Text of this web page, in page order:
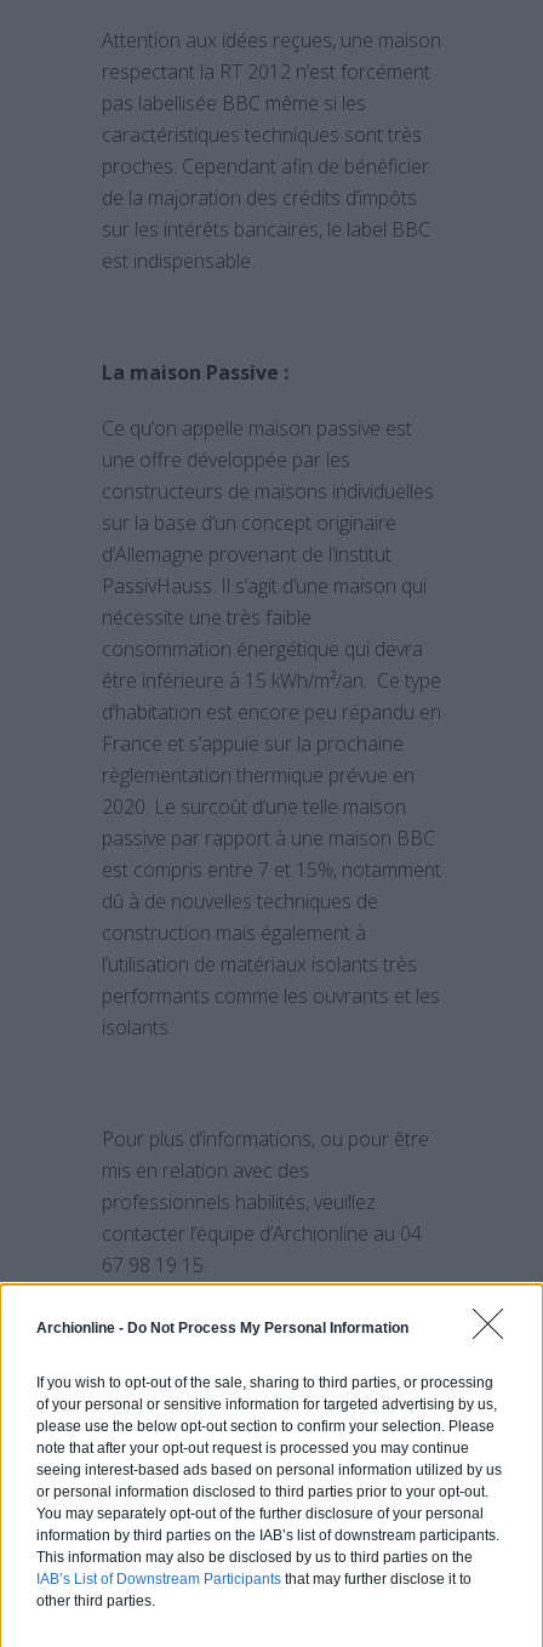
Archionline - Do Not Process My Personal Information
If you wish to opt-out of the sale, sharing to third parties, or processing
of your personal or sensitive information for targeted advertising by us,
please use the below opt-out section to confirm your selection. Please
note that after your opt-out request is processed you may continue
seeing interest-based ads based on personal information utilized by us
or personal information disclosed to third parties prior to your opt-out.
You may separately opt-out of the further disclosure of your personal
information by third parties on the IAB’s list of downstream participants.
This information may also be disclosed by us to third parties on the
IAB’s List of Downstream Participants that may further disclose it to
other third parties.
Attention aux idées reçues, une maison
respectant la RT 2012 n’est forcément
pas labellisée BBC même si les
caractéristiques techniques sont très
proches. Cependant afin de bénéficier
de la majoration des crédits d’impôts
sur les intérêts bancaires, le label BBC
est indispensable.
La maison Passive :
Ce qu’on appelle maison passive est
une offre développée par les
constructeurs de maisons individuelles
sur la base d’un concept originaire
d’Allemagne provenant de l’institut
PassivHauss. Il s’agit d’une maison qui
nécessite une très faible
consommation énergétique qui devra
être inférieure à 15 kWh/m²/an. Ce type
d’habitation est encore peu répandu en
France et s’appuie sur la prochaine
règlementation thermique prévue en
2020. Le surcoût d’une telle maison
passive par rapport à une maison BBC
est compris entre 7 et 15%, notamment
dû à de nouvelles techniques de
construction mais également à
l’utilisation de matériaux isolants très
performants comme les ouvrants et les
isolants.
Pour plus d’informations, ou pour être
mis en relation avec des
professionnels habilités, veuillez
contacter l’équipe d’Archionline au 04
67 98 19 15.
Autres Articles Qui
Intéresser:
Une maison passive : quand
écologie et architecture font
bon ménage
Une maison en bois sur pilotis
PARTAGER SUR